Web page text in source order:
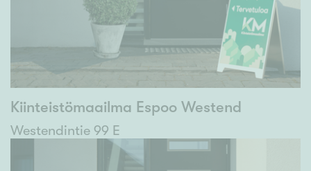
Kiinteistömaailma Espoo Westend
Westendintie 99 E